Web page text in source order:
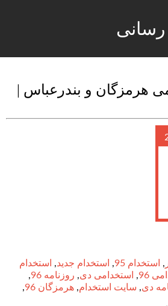
هرمزگان و بندرعباس |
, استخدام 95 , استخدام جدید,
استخدام
96
, استخدامی دی, روزنامه 96
,
دی, سایت استخدام, هرمزگان 96
,